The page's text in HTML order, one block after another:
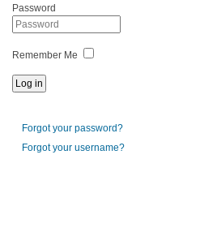
Password
Remember Me
Forgot your password?
Forgot your username?